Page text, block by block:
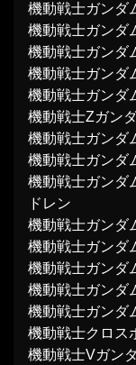
機動戦士ガンダ
機動戦士ガンダ
機動戦士ガンダ
機動戦士ガンダ
機動戦士ガンダ
機動戦士Ζガン
機動戦士ガンダ
機動戦士ガンダ
機動戦士ガンダ
ドレン
機動戦士ガンダ
機動戦士ガンダ
機動戦士ガンダ
機動戦士ガンダ
機動戦士ガンダ
機動戦士クロス
機動戦士Vガン